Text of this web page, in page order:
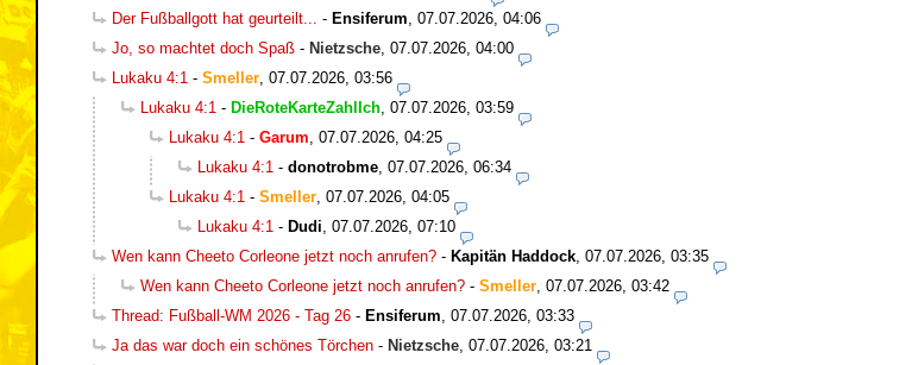
Der Fußballgott hat geurteilt... - Ensiferum, 07.07.2026, 04:06
Jo, so machtet doch Spaß - Nietzsche, 07.07.2026, 04:00
Lukaku 4:1 - Smeller, 07.07.2026, 03:56
Lukaku 4:1 - DieRoteKarteZahlIch, 07.07.2026, 03:59
Lukaku 4:1 - Garum, 07.07.2026, 04:25
Lukaku 4:1 - donotrobme, 07.07.2026, 06:34
Lukaku 4:1 - Smeller, 07.07.2026, 04:05
Lukaku 4:1 - Dudi, 07.07.2026, 07:10
Wen kann Cheeto Corleone jetzt noch anrufen? - Kapitän Haddock, 07.07.2026, 03:35
Wen kann Cheeto Corleone jetzt noch anrufen? - Smeller, 07.07.2026, 03:42
Thread: Fußball-WM 2026 - Tag 26 - Ensiferum, 07.07.2026, 03:33
Ja das war doch ein schönes Törchen - Nietzsche, 07.07.2026, 03:21